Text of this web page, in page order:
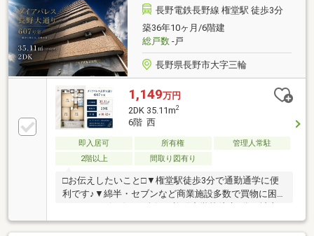
ッピングや、近隣の公園で子どもと遊ぶ穏やかな時間
が叶います。雪かきの負担が少ないのもマンションな
らではの魅力です。新しい暮らしのイメージを、ぜひ
現地でご体感ください。まずは【資料請求】ボタンを
クリック！見学予約も受付中です。
長野電鉄長野線 権堂駅 徒歩3分
築36年10ヶ月/6階建
総戸数-戸
長野県長野市大字三輪
1,149万円
2DK 35.11m2
6階 西
即入居可 所有権
管理人常駐
2階以上
間取り図有り
□お伝えしたいこと□▼権堂駅徒歩3分で通勤通学に便
利です♪▼綿半・セブンなど商業施設多数で買物に困
りません＼(^o^)／▼人気の柳町中学校徒歩8分！城東
小学校も9分で安心通学▼リフォームも承ります！▼
住宅ローンもお気軽にご相談ください！【株式会社く